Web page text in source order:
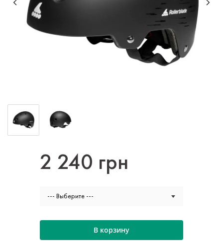
2 240 грн
--- Выберите ---
В корзину